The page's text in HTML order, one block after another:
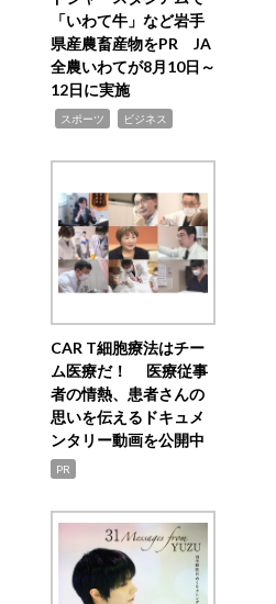
「いわて牛」など岩手
県産農畜産物をPR JA
全農いわてが8月10日～
12日に実施
スポーツ ビジネス
CAR T細胞療法はチー
ム医療だ！ 医療従事
者の情熱、患者さんの
思いを伝えるドキュメ
ンタリー動画を公開中
PR